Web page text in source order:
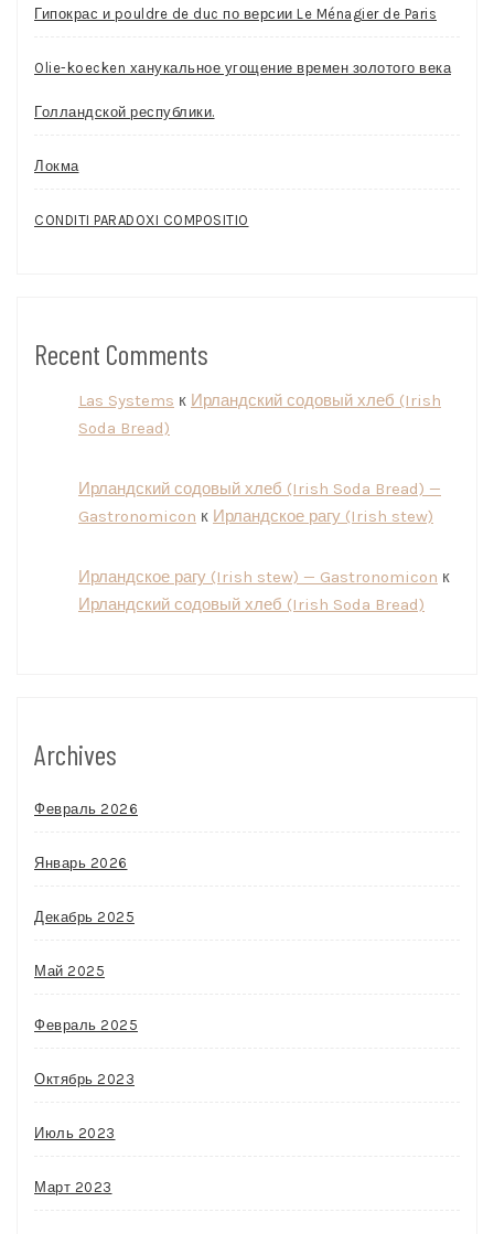
Гипокрас и pouldre de duc по версии Le Ménagier de Paris
Olie-koecken ханукальное угощение времен золотого века
Голландской республики.
Локма
CONDITI PARADOXI COMPOSITIO
Recent Comments
Las Systems к Ирландский содовый хлеб (Irish
Soda Bread)
Ирландский содовый хлеб (Irish Soda Bread) —
Gastronomicon к Ирландское рагу (Irish stew)
Ирландское рагу (Irish stew) — Gastronomicon к
Ирландский содовый хлеб (Irish Soda Bread)
Archives
Февраль 2026
Январь 2026
Декабрь 2025
Май 2025
Февраль 2025
Октябрь 2023
Июль 2023
Март 2023